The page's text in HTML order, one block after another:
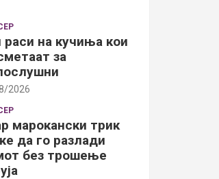
раси на кучиња кои
за
2026
марокански трик
да го разлади
без трошење